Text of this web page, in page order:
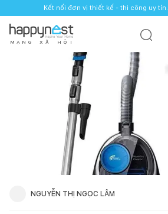
Kết nối đơn vị thiết kế - thi công uy tín.
M Ạ N G X Ã H Ộ I
NGUYỄN THỊ NGỌC LÂM